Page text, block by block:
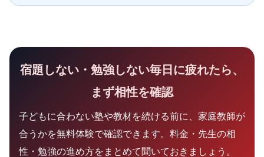
宿題しない・勉強しない毎日に疲れたら、
まず相性を確認
子どもに合わない塾や教材を続ける前に、家庭教師が
合うかを無料体験で確認できます。料金・先生の相
性・勉強の進め方をまとめて聞いておきましょう。